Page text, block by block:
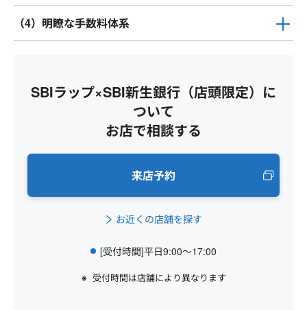
（4）明瞭な手数料体系
SBIラップ×SBI新生銀行（店頭限定）に
ついて
お店で相談する
来店予約
お近くの店舗を探す
[受付時間]平日9:00～17:00
受付時間は店舗により異なります